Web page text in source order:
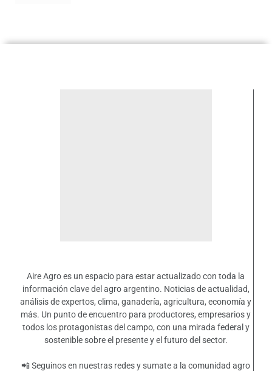
Aire Agro es un espacio para estar actualizado con toda la
información clave del agro argentino. Noticias de actualidad,
análisis de expertos, clima, ganadería, agricultura, economía y
más. Un punto de encuentro para productores, empresarios y
todos los protagonistas del campo, con una mirada federal y
sostenible sobre el presente y el futuro del sector.
📲 Seguinos en nuestras redes y sumate a la comunidad agro